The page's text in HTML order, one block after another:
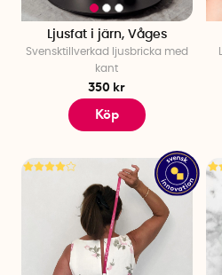
Ljusfat i järn, Våges
Svensktillverkad ljusbricka med
kant
350 kr
Köp